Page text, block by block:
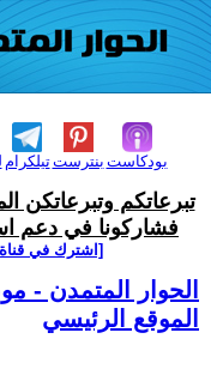
تيلكرامبنترست بودكاست
تبرعاتكم وتبرعاتكن
فشاركونا في دعم
[اشترك في
الحوار المتمدن -
الموقع الرئيسي